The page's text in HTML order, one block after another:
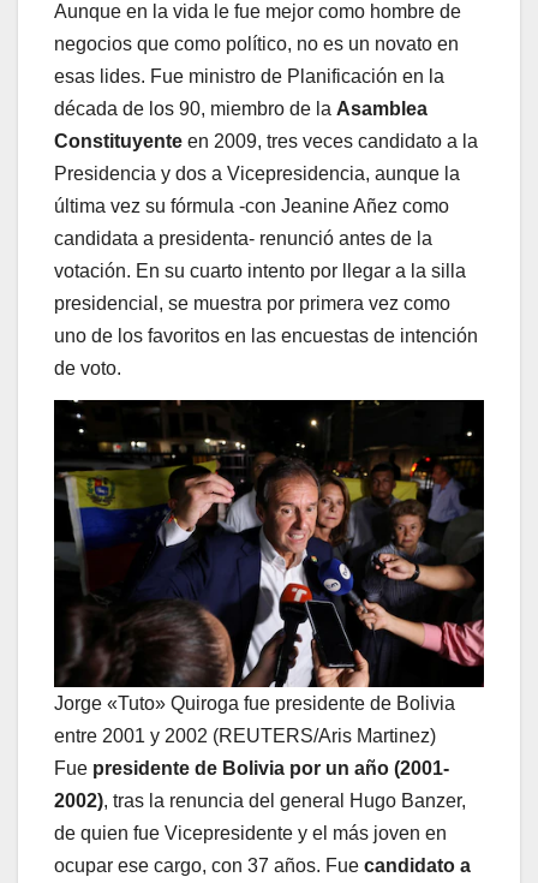
Aunque en la vida le fue mejor como hombre de
negocios que como político, no es un novato en
esas lides. Fue ministro de Planificación en la
década de los 90, miembro de la Asamblea
Constituyente en 2009, tres veces candidato a la
Presidencia y dos a Vicepresidencia, aunque la
última vez su fórmula -con Jeanine Añez como
candidata a presidenta- renunció antes de la
votación. En su cuarto intento por llegar a la silla
presidencial, se muestra por primera vez como
uno de los favoritos en las encuestas de intención
de voto.
Jorge «Tuto» Quiroga fue presidente de Bolivia
entre 2001 y 2002 (REUTERS/Aris Martinez)
Fue presidente de Bolivia por un año (2001-
2002), tras la renuncia del general Hugo Banzer,
de quien fue Vicepresidente y el más joven en
ocupar ese cargo, con 37 años. Fue candidato a